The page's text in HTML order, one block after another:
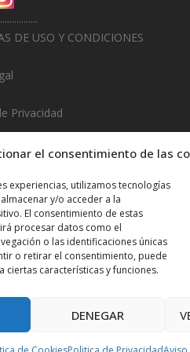
el consentimiento de las
experiencias, utilizamos tecnologías
y/o acceder a la
El consentimiento de estas
procesar datos como el
o las identificaciones únicas
o retirar el consentimiento, puede
ciertas características y funciones.
DENEGAR
DE USO Y CONDICIONES
Privacidad
Cookies
Promotions ByHitred.com